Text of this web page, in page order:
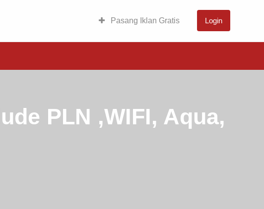
Pasang Iklan Gratis Login
PLN ,WIFI, Aqua,